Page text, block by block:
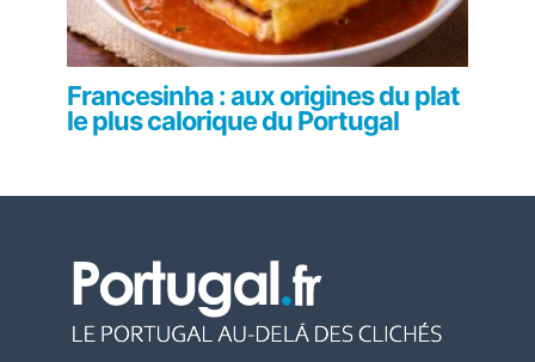
Francesinha : aux origines du plat
le plus calorique du Portugal